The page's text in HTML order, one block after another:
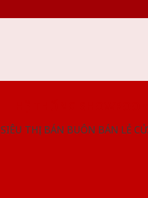
SIÊU THỊ BÁN BUÔN BÁN LẺ